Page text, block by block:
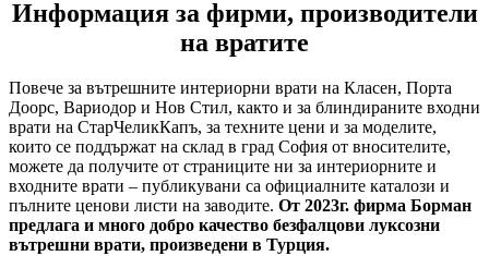
Информация за фирми, производители
на вратите
Повече за вътрешните интериорни врати на Класен, Порта
Доорс, Вариодор и Нов Стил, както и за блиндираните входни
врати на СтарЧеликКапъ, за техните цени и за моделите,
които се поддържат на склад в град София от вносителите,
можете да получите от страниците ни за интериорните и
входните врати – публикувани са официалните каталози и
пълните ценови листи на заводите. От 2023г. фирма Борман
предлага и много добро качество безфалцови луксозни
вътрешни врати, произведени в Турция.